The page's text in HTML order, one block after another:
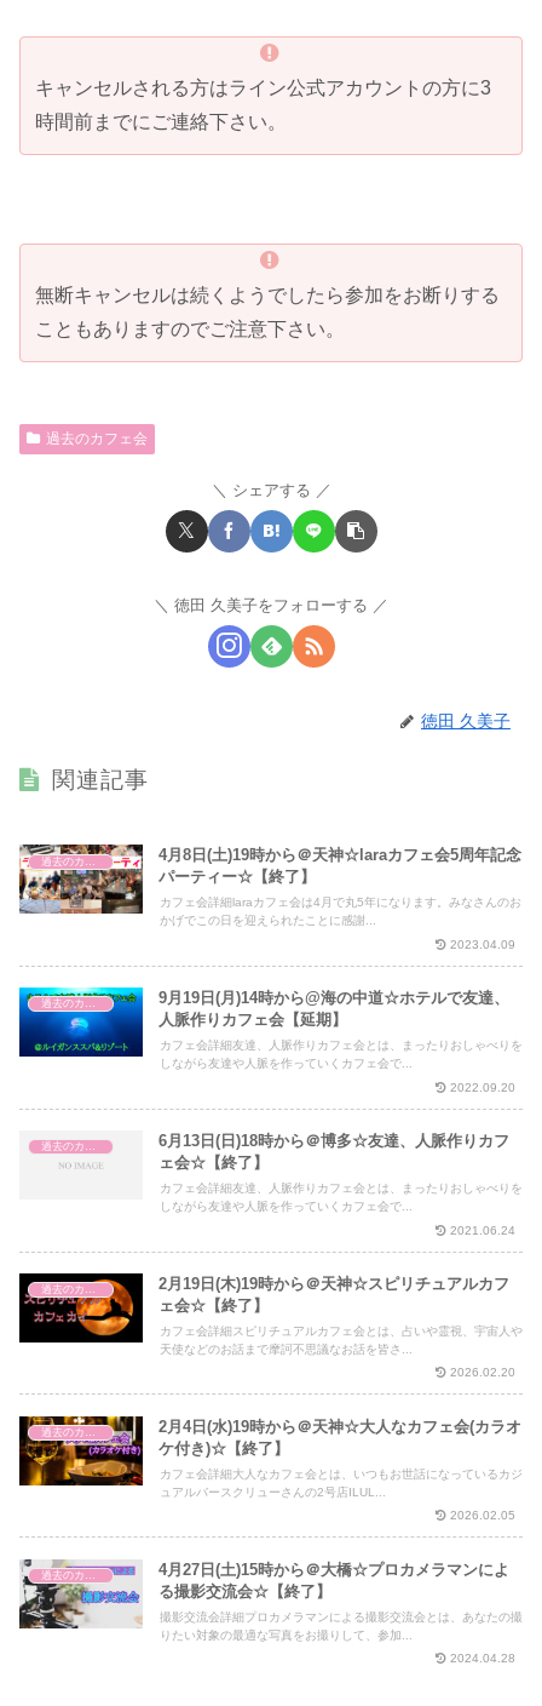
キャンセルされる方はライン公式アカウントの方に3
時間前までにご連絡下さい。
無断キャンセルは続くようでしたら参加をお断りする
こともありますのでご注意下さい。
過去のカフェ会
シェアする
徳田 久美子をフォローする
徳田 久美子
関連記事
4月8日(土)19時から＠天神☆laraカフェ会5周年記念
パーティー☆【終了】
カフェ会詳細laraカフェ会は4月で丸5年になります。みなさんのお
かげでこの日を迎えられたことに感謝...
2023.04.09
過去のカフェ会
9月19日(月)14時から@海の中道☆ホテルで友達、
人脈作りカフェ会【延期】
カフェ会詳細友達、人脈作りカフェ会とは、まったりおしゃべりを
しながら友達や人脈を作っていくカフェ会で...
2022.09.20
過去のカフェ会
6月13日(日)18時から＠博多☆友達、人脈作りカフ
ェ会☆【終了】
カフェ会詳細友達、人脈作りカフェ会とは、まったりおしゃべりを
しながら友達や人脈を作っていくカフェ会で...
2021.06.24
過去のカフェ会
2月19日(木)19時から＠天神☆スピリチュアルカフ
ェ会☆【終了】
カフェ会詳細スピリチュアルカフェ会とは、占いや霊視、宇宙人や
天使などのお話まで摩訶不思議なお話を皆さ...
2026.02.20
過去のカフェ会
2月4日(水)19時から＠天神☆大人なカフェ会(カラオ
ケ付き)☆【終了】
カフェ会詳細大人なカフェ会とは、いつもお世話になっているカジ
ュアルバースクリューさんの2号店ILUL...
2026.02.05
過去のカフェ会
4月27日(土)15時から＠大橋☆プロカメラマンによ
る撮影交流会☆【終了】
撮影交流会詳細プロカメラマンによる撮影交流会とは、あなたの撮
りたい対象の最適な写真をお撮りして、参加...
2024.04.28